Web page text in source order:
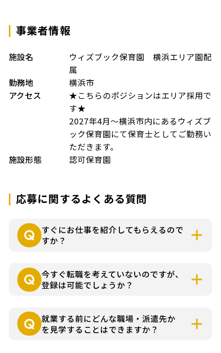
事業者情報
施設名
ウィズブック保育園 横浜エリア園配
属
勤務地
横浜市
アクセス
★こちらのポジションはエリア採用で
す★
2027年4月～横浜市内にあるウィズブ
ック保育園にて保育士としてご勤務い
ただきます。
施設形態
認可保育園
応募に関するよくある質問
すぐにお仕事を紹介してもらえるので
すか？
コーディネーターよりお仕事の詳細をお電
話やメールでお知らせいたします。
今すぐ転職を考えていないのですが、
登録は可能でしょうか？
ださい。
就業する前にどんな職場・派遣先か
を見学することはできますか？